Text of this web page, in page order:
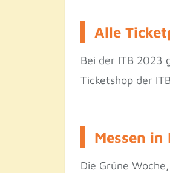
Alle
Bei der ITB 2023
Ticketshop der
Messen
Die Grüne